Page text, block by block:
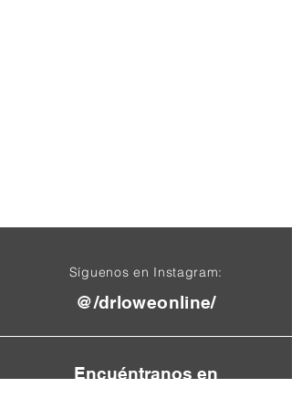
Síguenos en Instagram:
@/drloweonline/
Encuéntranos en